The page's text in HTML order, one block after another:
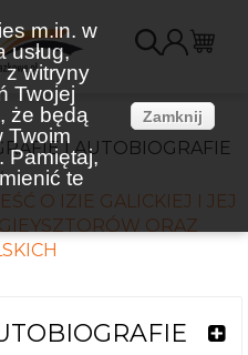
m.in. w
usług,
z witryny
Twojej
że będą
Twoim
Pamiętaj,
te
Zamknij
I AUTOBIOGRAFIE
O IZIE GALICKIEJ I JEJ
ORAZ